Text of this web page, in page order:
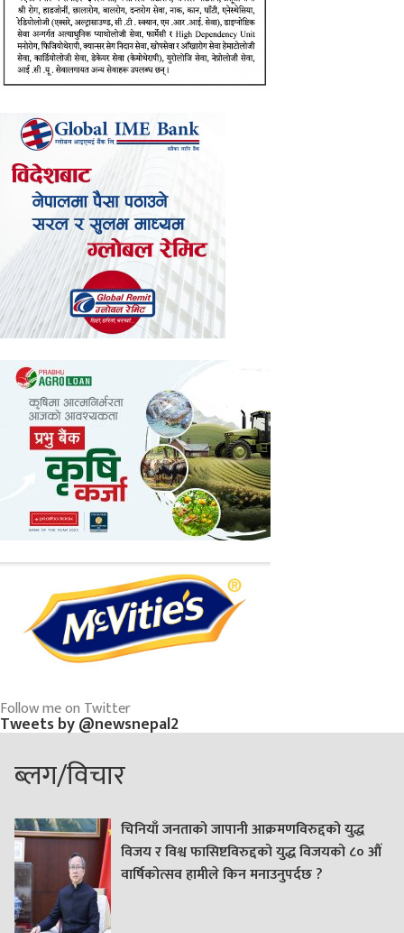
Follow me on Twitter
Tweets by @newsnepal2
ब्लग/विचार
चिनियाँ जनताको जापानी आक्रमणविरुद्दको युद्ध
विजय र विश्व फासिष्टविरुद्दको युद्ध विजयको ८० औं
वार्षिकोत्सव हामीले किन मनाउनुपर्दछ ?